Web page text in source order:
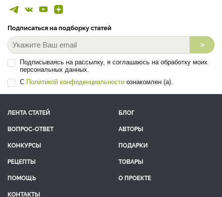
Подписаться на подборку статей
>
Подписываясь на рассылку, я соглашаюсь на обработку моих
персональных данных.
С Политикой конфиденциальности ознакомлен (а).
ЛЕНТА СТАТЕЙ
БЛОГ
ВОПРОС-ОТВЕТ
АВТОРЫ
КОНКУРСЫ
ПОДАРКИ
РЕЦЕПТЫ
ТОВАРЫ
ПОМОЩЬ
О ПРОЕКТЕ
КОНТАКТЫ